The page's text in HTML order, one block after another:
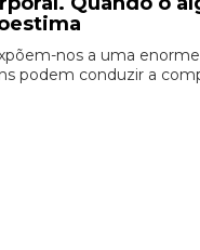
nos a uma
podem conduzir a